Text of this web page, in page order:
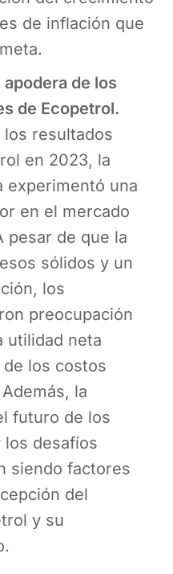
de inflación que
de los
de Ecopetrol.
los resultados
en 2023, la
experimentó una
en el mercado
pesar de que la
sólidos y un
los
preocupación
utilidad neta
los costos
la
futuro de los
desafíos
siendo factores
del
y su